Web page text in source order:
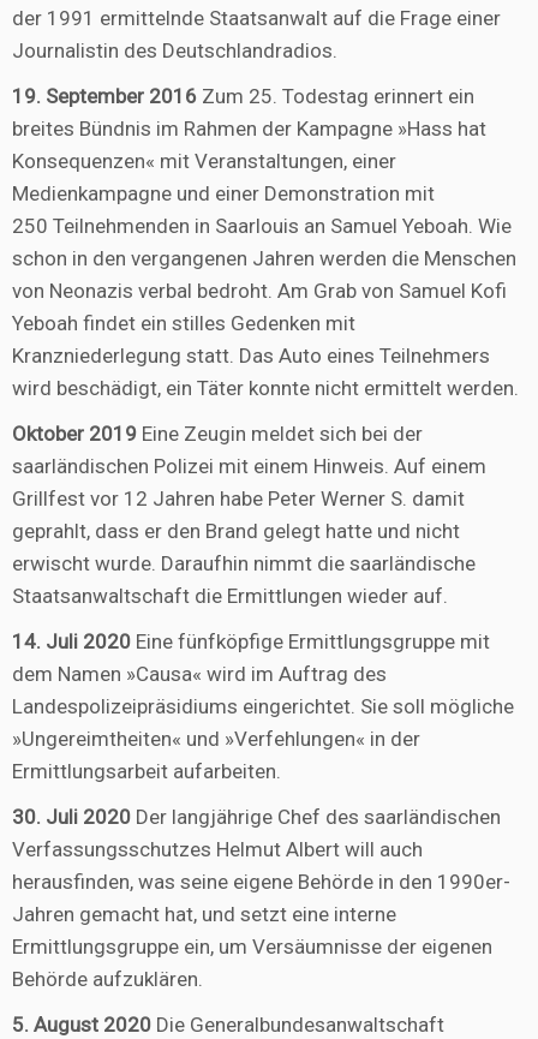
der 1991 ermittelnde Staatsanwalt auf die Frage einer
Journalistin des Deutschlandradios.
19. September 2016 Zum 25. Todestag erinnert ein
breites Bündnis im Rahmen der Kampagne »Hass hat
Konsequenzen« mit Veranstaltungen, einer
Medienkampagne und einer Demonstration mit
250 Teilnehmenden in Saarlouis an Samuel Yeboah. Wie
schon in den vergangenen Jahren werden die Menschen
von Neonazis verbal bedroht. Am Grab von Samuel Kofi
Yeboah findet ein stilles Gedenken mit
Kranzniederlegung statt. Das Auto eines Teilnehmers
wird beschädigt, ein Täter konnte nicht ermittelt werden.
Oktober 2019 Eine Zeugin meldet sich bei der
saarländischen Polizei mit einem Hinweis. Auf einem
Grillfest vor 12 Jahren habe Peter Werner S. damit
geprahlt, dass er den Brand gelegt hatte und nicht
erwischt wurde. Daraufhin nimmt die saarländische
Staatsanwaltschaft die Ermittlungen wieder auf.
14. Juli 2020 Eine fünfköpfige Ermittlungsgruppe mit
dem Namen »Causa« wird im Auftrag des
Landespolizeipräsidiums eingerichtet. Sie soll mögliche
»Ungereimtheiten« und »Verfehlungen« in der
Ermittlungsarbeit aufarbeiten.
30. Juli 2020 Der langjährige Chef des saarländischen
Verfassungsschutzes Helmut Albert will auch
herausfinden, was seine eigene Behörde in den 1990er-
Jahren gemacht hat, und setzt eine interne
Ermittlungsgruppe ein, um Versäumnisse der eigenen
Behörde aufzuklären.
5. August 2020 Die Generalbundesanwaltschaft